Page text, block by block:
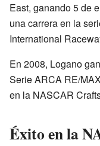
East, ganando 5 de
una carrera en la
International
En 2008, Logano
Serie ARCA RE/
en la NASCAR
Éxito en la